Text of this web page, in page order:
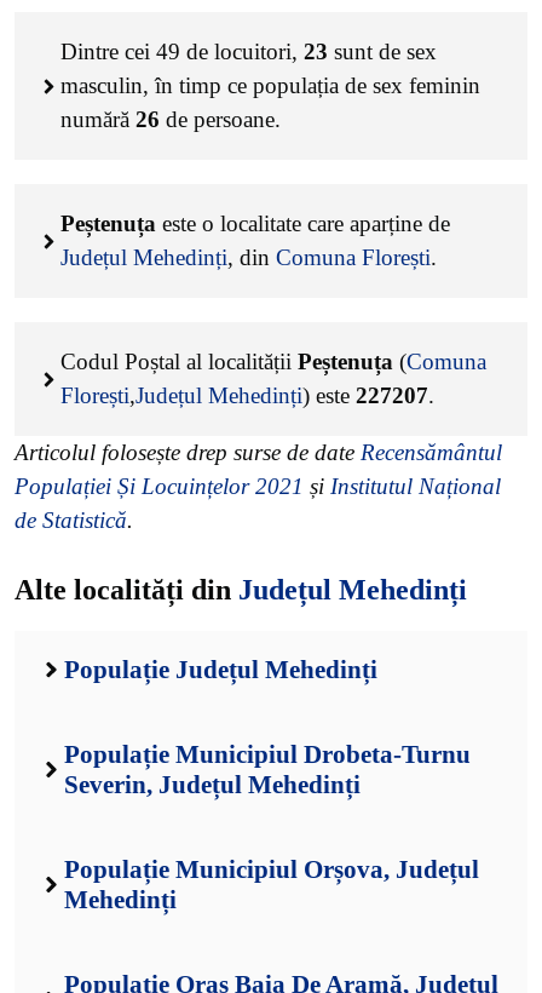
Dintre cei 49 de locuitori, 23 sunt de sex
masculin, în timp ce populația de sex feminin
numără 26 de persoane.
Peștenuța este o localitate care aparține de
Județul Mehedinți, din Comuna Florești.
Codul Poștal al localității Peștenuța (Comuna
Florești,Județul Mehedinți) este 227207.
Articolul folosește drep surse de date Recensământul
Populației Și Locuințelor 2021 și Institutul Național
de Statistică.
Alte localități din Județul Mehedinți
Populație Județul Mehedinți
Populație Municipiul Drobeta-Turnu
Severin, Județul Mehedinți
Populație Municipiul Orșova, Județul
Mehedinți
Populație Oraș Baia De Aramă, Județul